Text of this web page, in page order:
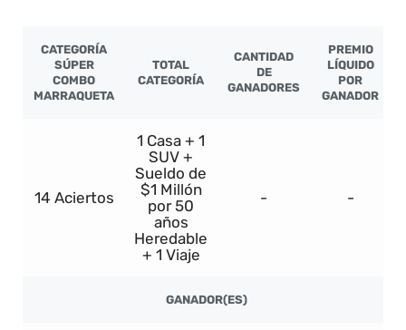
CATEGORÍA
SÚPER
COMBO
MARRAQUETA
TOTAL
CATEGORÍA
CANTIDAD
DE
GANADORES
PREMIO
LÍQUIDO
POR
GANADOR
14 Aciertos
1 Casa + 1
SUV +
Sueldo de
$1 Millón
por 50
años
Heredable
+ 1 Viaje
- -
GANADOR(ES)